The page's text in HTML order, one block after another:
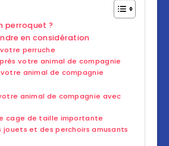
perroquet ?
en considération
perruche
votre animal de compagnie
animal de compagnie
animal de compagnie avec
cage de taille importante
jouets et des perchoirs amusants